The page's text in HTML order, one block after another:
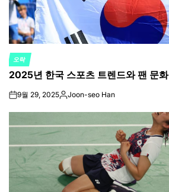
POSTED
IN
오락
2025년 한국 스포츠 트렌드와 팬 문화
on9월 29, 2025Posted
Joon-seo Han